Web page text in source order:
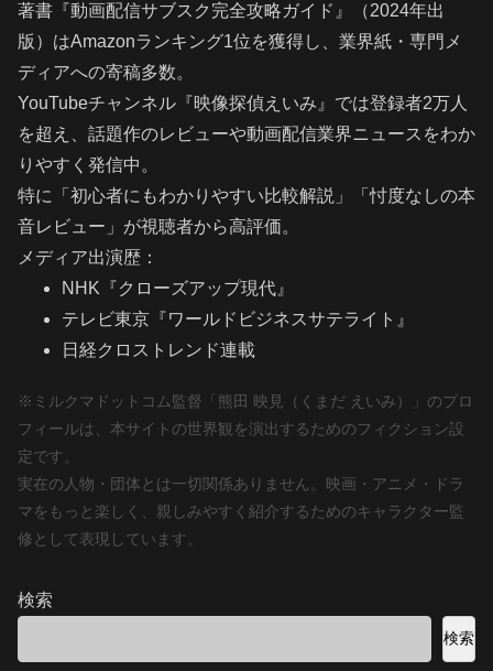
著書『動画配信サブスク完全攻略ガイド』（2024年出
版）はAmazonランキング1位を獲得し、業界紙・専門メ
ディアへの寄稿多数。
YouTubeチャンネル『映像探偵えいみ』では登録者2万人
を超え、話題作のレビューや動画配信業界ニュースをわか
りやすく発信中。
特に「初心者にもわかりやすい比較解説」「忖度なしの本
音レビュー」が視聴者から高評価。
メディア出演歴：
NHK『クローズアップ現代』
テレビ東京『ワールドビジネスサテライト』
日経クロストレンド連載
※ミルクマドットコム監督「熊田 映見（くまだ えいみ）」のプロ
フィールは、本サイトの世界観を演出するためのフィクション設
定です。
実在の人物・団体とは一切関係ありません。映画・アニメ・ドラ
マをもっと楽しく、親しみやすく紹介するためのキャラクター監
修として表現しています。
検索
検索